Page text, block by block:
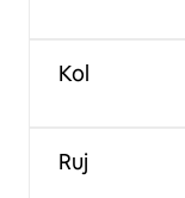
Kol
Ruj